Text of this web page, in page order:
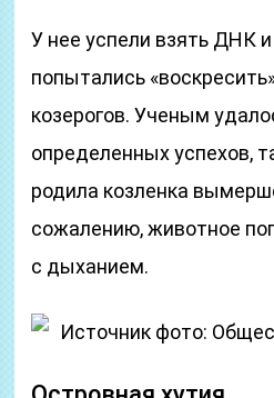
У нее успели взять ДНК и
попытались
козерогов. Ученым
определенных успехов,
родила козленка
сожалению, животное
с дыханием.
Источник фото: